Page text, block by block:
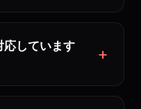
応しています